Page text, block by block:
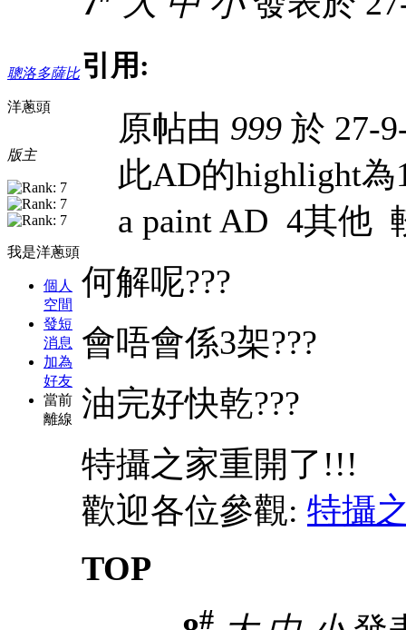
聰洛多薩比
洋蔥頭
版主
我是洋蔥頭
個人
空間
發短
消息
加為
好友
當前
離線
引用:
原帖由 999 於 27-
此AD的highlight
a paint AD 4其他
何解呢???
會唔會係3架???
油完好快乾???
特攝之家重開了!!!
歡迎各位參觀: 特攝
TOP
#